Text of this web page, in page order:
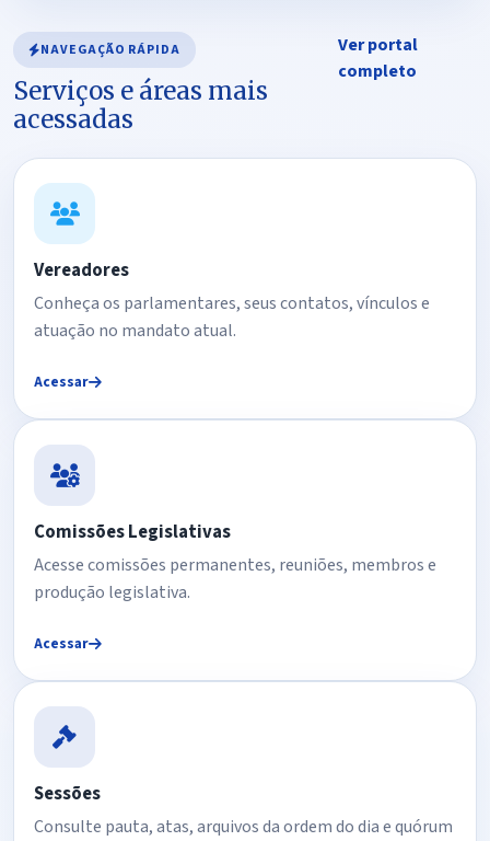
NAVEGAÇÃO RÁPIDA
Serviços e áreas mais
acessadas
Ver portal
completo
Vereadores
Conheça os parlamentares, seus contatos, vínculos e
atuação no mandato atual.
Acessar
Comissões Legislativas
Acesse comissões permanentes, reuniões, membros e
produção legislativa.
Acessar
Sessões
Consulte pauta, atas, arquivos da ordem do dia e quórum